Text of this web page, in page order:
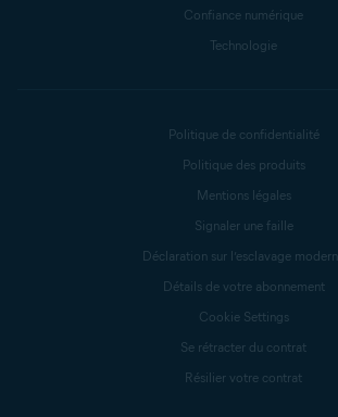
Confiance numérique
Technologie
Politique de confidentialité
Politique des produits
Mentions légales
Signaler une faille
Déclaration sur l’esclavage
Détails de votre abonnement
Cookie Settings
Se rétracter du contrat
Résilier votre contrat